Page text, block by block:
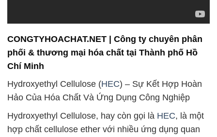
CONGTYHOACHAT.NET | Công ty chuyên phân
phối & thương mại hóa chất tại Thành phố Hồ
Chí Minh
Hydroxyethyl Cellulose (HEC) – Sự Kết Hợp Hoàn
Hảo Của Hóa Chất Và Ứng Dụng Công Nghiệp
Hydroxyethyl Cellulose, hay còn gọi là HEC, là một
hợp chất cellulose ether với nhiều ứng dụng quan